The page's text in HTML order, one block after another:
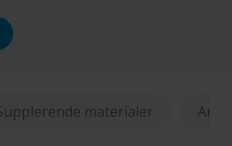
materialer